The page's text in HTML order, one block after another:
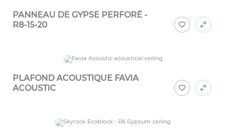
PANNEAU DE GYPSE PERFORÉ -
R8-15-20
PLAFOND ACOUSTIQUE FAVIA
ACOUSTIC